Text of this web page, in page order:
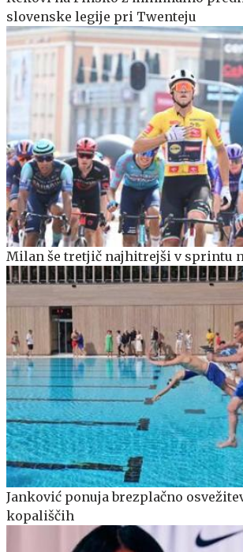
slovenske legije pri Twenteju
Milan še tretjič najhitrejši v sprintu
Janković ponuja brezplačno
kopališčih